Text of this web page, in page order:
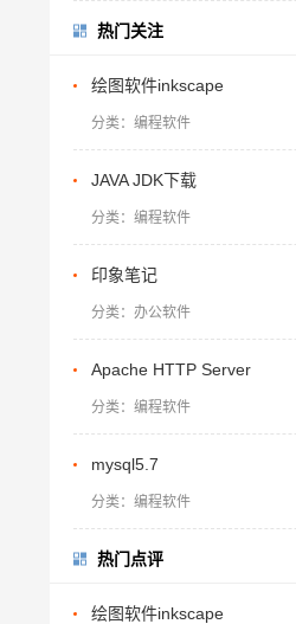
热门关注
绘图软件inkscape
分类：编程软件
JAVA JDK下载
分类：编程软件
印象笔记
分类：办公软件
Apache HTTP Server
分类：编程软件
mysql5.7
分类：编程软件
热门点评
绘图软件inkscape